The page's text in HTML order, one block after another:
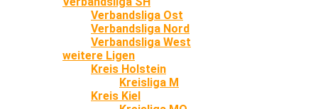
Verbandsliga Ost
Verbandsliga Nord
Verbandsliga West
weitere Ligen
Kreis Holstein
Kreisliga M
Kreis Kiel